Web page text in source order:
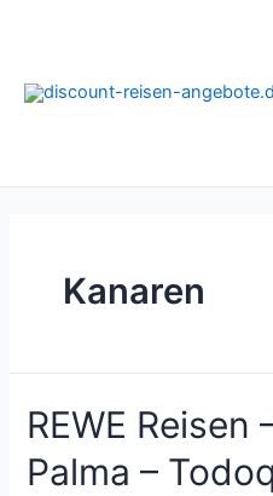
Kanaren
REWE Reisen
Palma –